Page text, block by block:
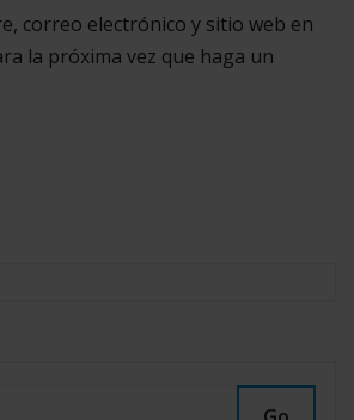
correo electrónico y sitio web en
la próxima vez que haga un